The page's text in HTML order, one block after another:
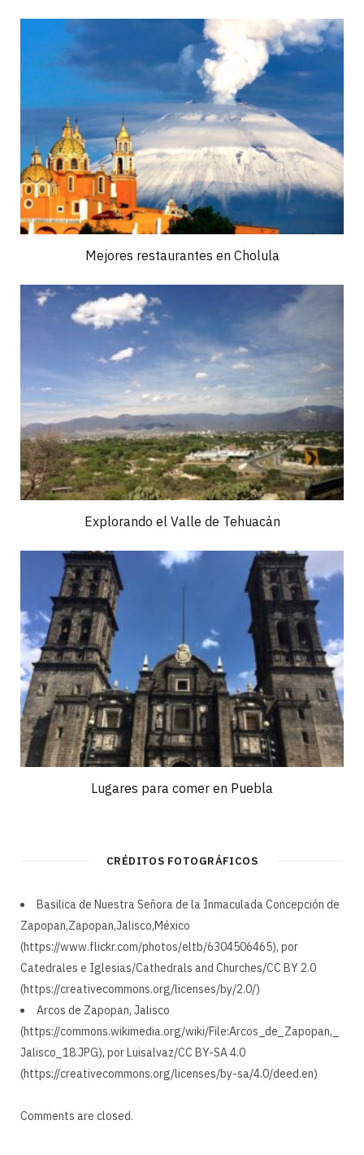
Mejores restaurantes en Cholula
Explorando el Valle de Tehuacán
Lugares para comer en Puebla
CRÉDITOS FOTOGRÁFICOS
Basilica de Nuestra Señora de la Inmaculada Concepción de
Zapopan,Zapopan,Jalisco,México
(https://www.flickr.com/photos/eltb/6304506465), por
Catedrales e Iglesias/Cathedrals and Churches/CC BY 2.0
(https://creativecommons.org/licenses/by/2.0/)
Arcos de Zapopan, Jalisco
(https://commons.wikimedia.org/wiki/File:Arcos_de_Zapopan,_
Jalisco_18.JPG), por Luisalvaz/CC BY-SA 4.0
(https://creativecommons.org/licenses/by-sa/4.0/deed.en)
Comments are closed.